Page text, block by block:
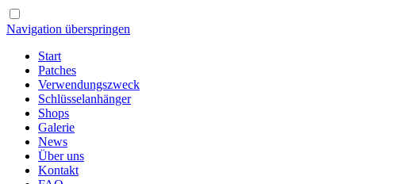
Navigation überspringen
Start
Patches
Verwendungszweck
Schlüsselanhänger
Shops
Galerie
News
Über uns
Kontakt